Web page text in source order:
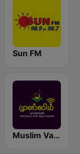
Sun FM
Muslim Vanoli